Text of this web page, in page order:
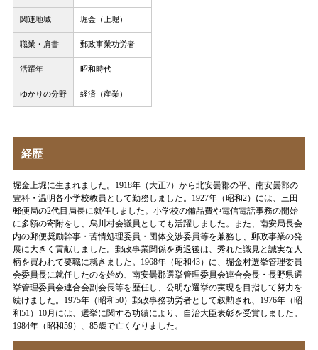
関連地域 堀金（上堀）
職業・肩書 郵政事業功労者
活躍年 昭和時代
ゆかりの分野 経済（産業）
経歴
堀金上堀に生まれました。1918年（大正7）から北安曇郡の平、南安曇郡の
豊科・温明各小学校教員として勤務しました。1927年（昭和2）には、三田
郵便局の2代目局長に就任しました。小学校の備品費や電信電話事務の開始
に多額の寄附をし、烏川村会議員としても活躍しました。また、南安局長会
内の郵便奨励幹事・苦情処理委員・団体交渉委員等を兼務し、郵政事業の発
展に大きく貢献しました。郵政事業関係を勇退後は、秀れた識見と誠実な人
柄を買われて要職に就きました。1968年（昭和43）に、堀金村選挙管理委員
会委員長に就任したのを始め、南安曇郡選挙管理委員会連合会長・長野県選
挙管理委員会連合会副会長等を歴任し、公明な選挙の実現を目指して努力を
続けました。1975年（昭和50）郵政事務功労者として叙勲され、1976年（昭
和51）10月には、選挙に関する功績により、自治大臣表彰を受賞しました。
1984年（昭和59）、85歳で亡くなりました。